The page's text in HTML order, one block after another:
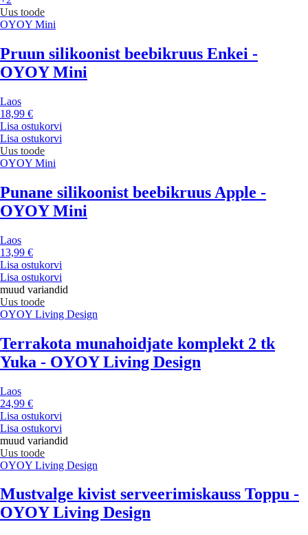
Uus toode
OYOY Mini
Pruun silikoonist beebikruus Enkei -
OYOY Mini
Laos
18,99 €
Lisa ostukorvi
Lisa ostukorvi
Uus toode
OYOY Mini
Punane silikoonist beebikruus Apple -
OYOY Mini
Laos
13,99 €
Lisa ostukorvi
Lisa ostukorvi
muud variandid
Uus toode
OYOY Living Design
Terrakota munahoidjate komplekt 2 tk
Yuka - OYOY Living Design
Laos
24,99 €
Lisa ostukorvi
Lisa ostukorvi
muud variandid
Uus toode
OYOY Living Design
Mustvalge kivist serveerimiskauss Toppu -
OYOY Living Design